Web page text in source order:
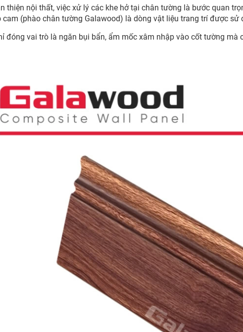
thiện nội thất, việc xử lý các khe hở tại chân tường là bước quan
cam (phào chân tường Galawood) là dòng vật liệu trang trí được
đóng vai trò là ngăn bụi bẩn, ẩm mốc xâm nhập vào cốt tường